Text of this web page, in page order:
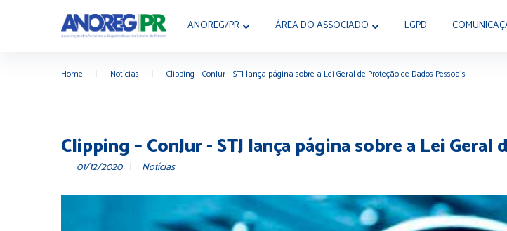
ANOREG/PR ÁREA DO ASSOCIADO LGPD
Home Notícias Clipping – ConJur – STJ lança página sobre a Lei Geral de Proteção de Dados Pessoais
Clipping – ConJur - STJ lança página sobre a Lei
01/12/2020 Notícias